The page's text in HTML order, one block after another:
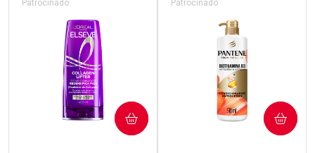
Patrocinado
COMPRAR
Patrocinado
COMPRAR